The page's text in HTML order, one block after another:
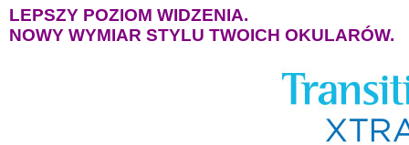
LEPSZY POZIOM WIDZENIA.
NOWY WYMIAR STYLU TWOICH OKULARÓW.